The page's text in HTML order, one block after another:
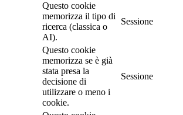
Questo cookie
memorizza il tipo di
ricerca (classica o
AI).
Sessione
Questo cookie
memorizza se è già
stata presa la
decisione di
utilizzare o meno i
cookie.
Sessione